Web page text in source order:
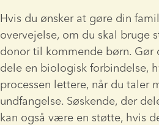
Hvis du ønsker at gøre din
overvejelse, om du skal bruge
donor til kommende børn. Gør
dele en biologisk forbindelse,
processen lettere, når du taler
undfangelse. Søskende, der
kan også være en støtte, hvis